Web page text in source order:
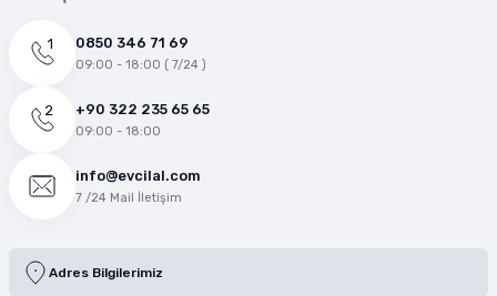
0850 346 71 69
09:00 - 18:00 ( 7/24 )
+90 322 235 65 65
09:00 - 18:00
info@evcilal.com
7 /24 Mail İletişim
Adres Bilgilerimiz